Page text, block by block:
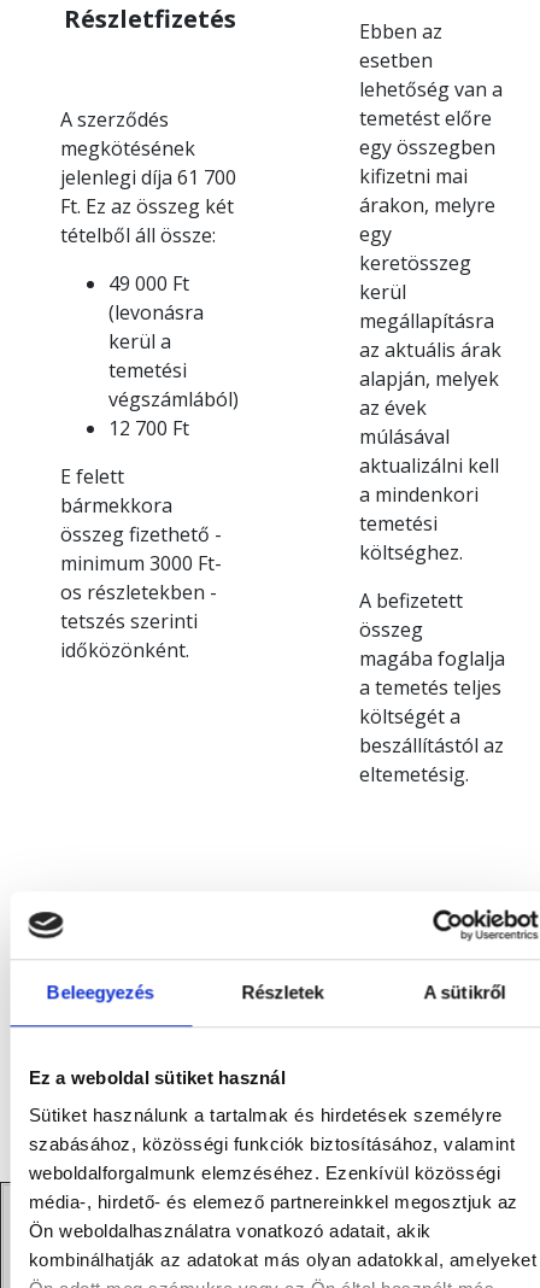
Beleegyezés Részletek A sütikről
Ez a weboldal sütiket használ
Sütiket használunk a tartalmak és hirdetések személyre
szabásához, közösségi funkciók biztosításához, valamint
weboldalforgalmunk elemzéséhez. Ezenkívül közösségi
média-, hirdető- és elemező partnereinkkel megosztjuk az
Ön weboldalhasználatra vonatkozó adatait, akik
kombinálhatják az adatokat más olyan adatokkal, amelyeket
Részletfizetés
A szerződés
megkötésének
jelenlegi díja 61 700
Ft. Ez az összeg két
tételből áll össze:
49 000 Ft
(levonásra
kerül a
temetési
végszámlából)
12 700 Ft
E felett
bármekkora
összeg fizethető -
minimum 3000 Ft-
os részletekben -
tetszés szerinti
időközönként.
Ebben az
esetben
lehetőség van a
temetést előre
egy összegben
kifizetni mai
árakon, melyre
egy
keretösszeg
kerül
megállapításra
az aktuális árak
alapján, melyek
az évek
múlásával
aktualizálni kell
a mindenkori
temetési
költséghez.
A befizetett
összeg
magába foglalja
a temetés teljes
költségét a
beszállítástól az
eltemetésig.
A befizetett összegek egyik finanszírozási lehetőség
díját, a koszorú árát, valamint az elhalálozást
követően a Patológiai Intézetnek fizetendő 35 000 Ft-
Előtakarékossági programunk lehetővé teszi,
hogy levegye szerettei vállára nehezedő
terheket azáltal, hogy előre készül egy olyan